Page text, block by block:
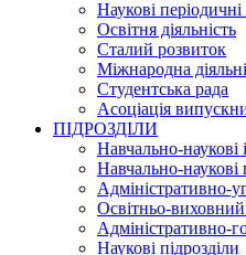
Наукові
Освітня діяльність
Сталий розвиток
Міжнародна
Студентська рада
Асоціація
ПІДРОЗДІЛИ
Навчально-наукові
Навчально-наукові
Адміністративно-
Освітньо-
Адміністративно-
Наукові підрозділи